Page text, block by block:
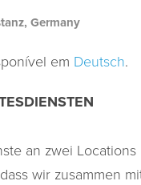
Germany
em Deutsch.
an zwei Locations
dass wir zusammen